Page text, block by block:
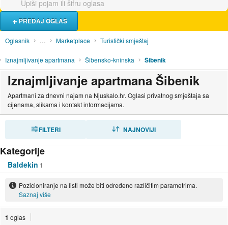
PREDAJ OGLAS
Oglasnik … Marketplace Turistički smještaj
Iznajmljivanje apartmana Šibensko-kninska Šibenik
Iznajmljivanje apartmana Šibenik
Apartmani za dnevni najam na Njuskalo.hr. Oglasi privatnog smještaja sa
cijenama, slikama i kontakt informacijama.
FILTERI NAJNOVIJI
Kategorije
Baldekin 1
Pozicioniranje na listi može biti određeno različitim parametrima.
Saznaj više
1 oglas